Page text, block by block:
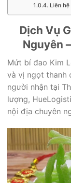
Liên
Dịch Vụ
Nguyên
Mứt bí đao Kim
và vị ngọt thanh
người nhận tại
lượng,
nội địa chuyên